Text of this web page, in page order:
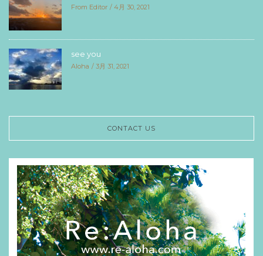
From Editor 4月 30, 2021
see you
Aloha 3月 31, 2021
CONTACT US